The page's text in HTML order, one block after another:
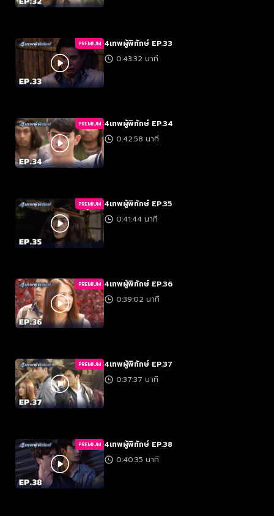
PREMIUM 4เทพผู้พิทักษ์ EP.33
0:43:32 นาที
PREMIUM 4เทพผู้พิทักษ์ EP.34
0:42:58 นาที
PREMIUM 4เทพผู้พิทักษ์ EP.35
0:41:44 นาที
PREMIUM 4เทพผู้พิทักษ์ EP.36
0:39:02 นาที
PREMIUM 4เทพผู้พิทักษ์ EP.37
0:37:37 นาที
PREMIUM 4เทพผู้พิทักษ์ EP.38
0:40:35 นาที